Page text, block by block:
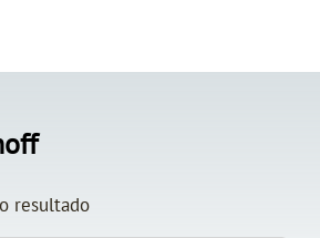
resultado